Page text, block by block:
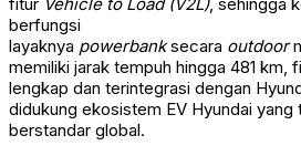
berfungsi
layaknya powerbanksecara outdoor
memiliki jarak tempuh hingga 481 km,
lengkap dan terintegrasi dengan
didukung ekosistem EV Hyundai yang
berstandar global.